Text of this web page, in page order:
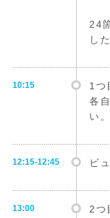
24
し
10:15
1つ
各
い。
12:15-12:45 ビ
13:00
2つ